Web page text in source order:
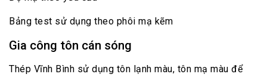
Bảng test sử dụng theo phôi mạ kẽm
Gia công tôn cán sóng
Thép Vĩnh Bình sử dụng tôn lạnh màu, tôn mạ màu để